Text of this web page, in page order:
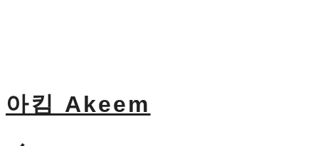
아킴 Akeem